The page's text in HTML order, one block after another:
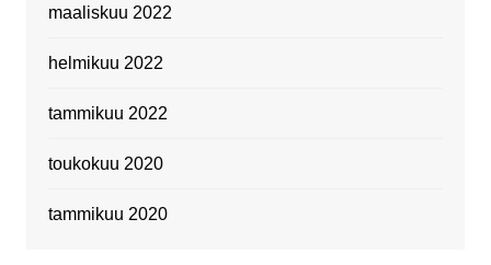
maaliskuu 2022
helmikuu 2022
tammikuu 2022
toukokuu 2020
tammikuu 2020